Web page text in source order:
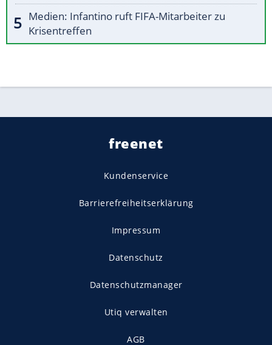
Medien: Infantino ruft FIFA-Mitarbeiter zu
Krisentreffen
freenet
Kundenservice
Barrierefreiheitserklärung
Impressum
Datenschutz
Datenschutzmanager
Utiq verwalten
AGB